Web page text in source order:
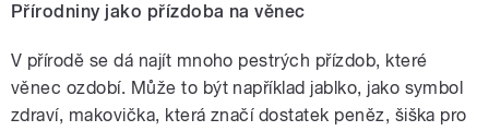
Přírodniny jako přízdoba na věnec
V přírodě se dá najít mnoho pestrých přízdob, které
věnec ozdobí. Může to být například jablko, jako symbol
zdraví, makovička, která značí dostatek peněz, šiška pro